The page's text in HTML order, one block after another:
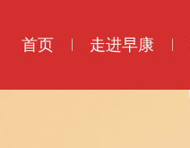
首页 走进早康